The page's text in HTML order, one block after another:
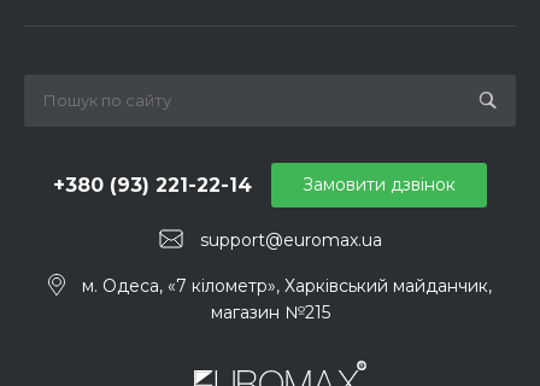
support@euromax.ua
+380 (93) 221-22-14
м. Одеса, «7 кілометр», Харківський майданчик,
магазин №215
Замовити дзвінок